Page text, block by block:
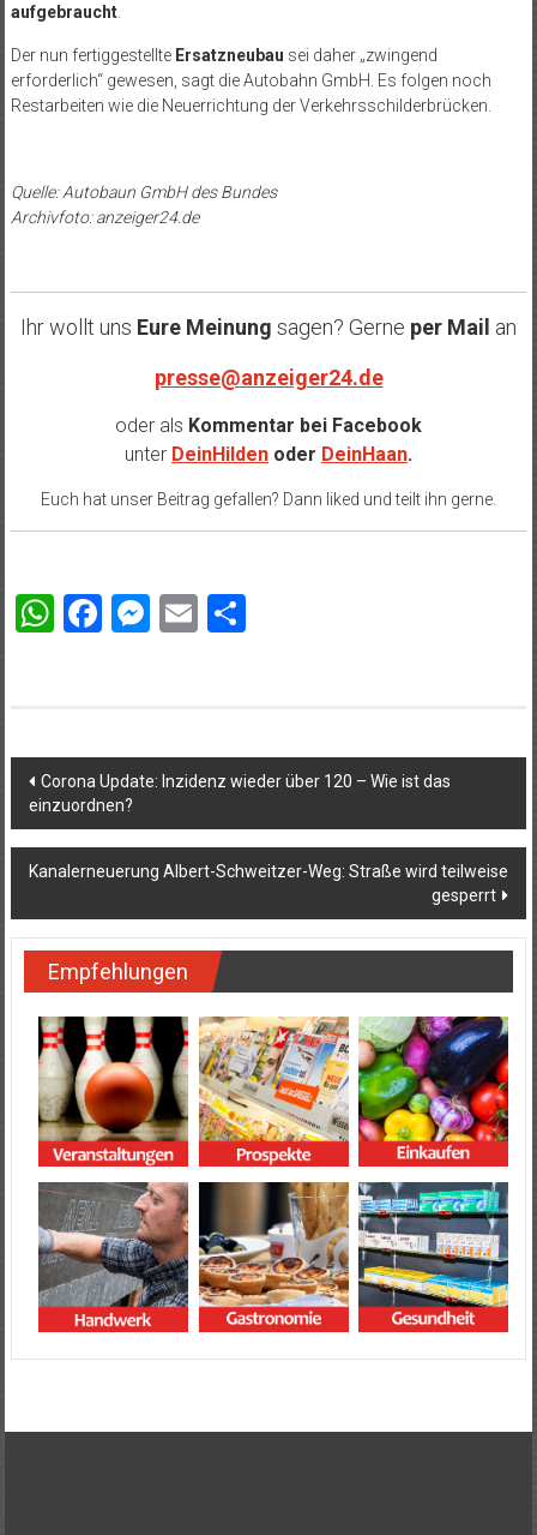
aufgebraucht.
Der nun fertiggestellte Ersatzneubau sei daher „zwingend
erforderlich“ gewesen, sagt die Autobahn GmbH. Es folgen noch
Restarbeiten wie die Neuerrichtung der Verkehrsschilderbrücken.
Quelle: Autobaun GmbH des Bundes
Archivfoto: anzeiger24.de
Ihr wollt uns Eure Meinung sagen? Gerne per Mail an
presse@anzeiger24.de
oder als Kommentar bei Facebook
unter DeinHilden oder DeinHaan.
Euch hat unser Beitrag gefallen? Dann liked und teilt ihn gerne.
WhatsApp
Facebook
Messenger
Email
Beitragsnavigation
Corona Update: Inzidenz wieder über 120 – Wie ist das
einzuordnen?
Kanalerneuerung Albert-Schweitzer-Weg: Straße wird teilweise
gesperrt
Empfehlungen